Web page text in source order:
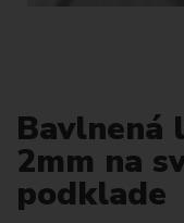
Bavlnená
2mm na
podklade